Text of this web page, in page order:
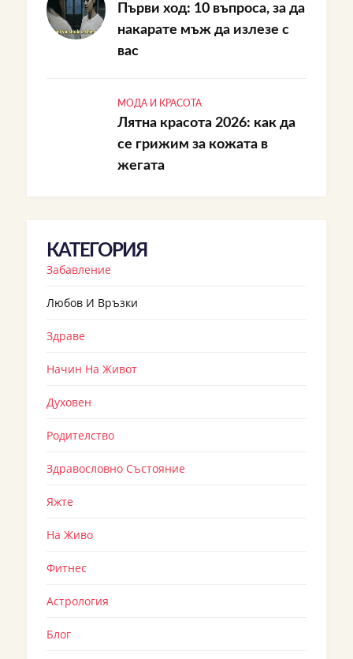
Първи ход: 10 въпроса, за да
накарате мъж да излезе с
вас
МОДА И КРАСОТА
Лятна красота 2026: как да
се грижим за кожата в
жегата
КАТЕГОРИЯ
Забавление
Любов И Връзки
Здраве
Начин На Живот
Духовен
Родителство
Здравословно Състояние
Яжте
На Живо
Фитнес
Астрология
Блог